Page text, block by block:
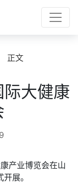
正文
大健康
产业博览会在山
展。